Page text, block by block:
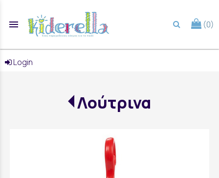
menu (0)
Login
Λούτρινα